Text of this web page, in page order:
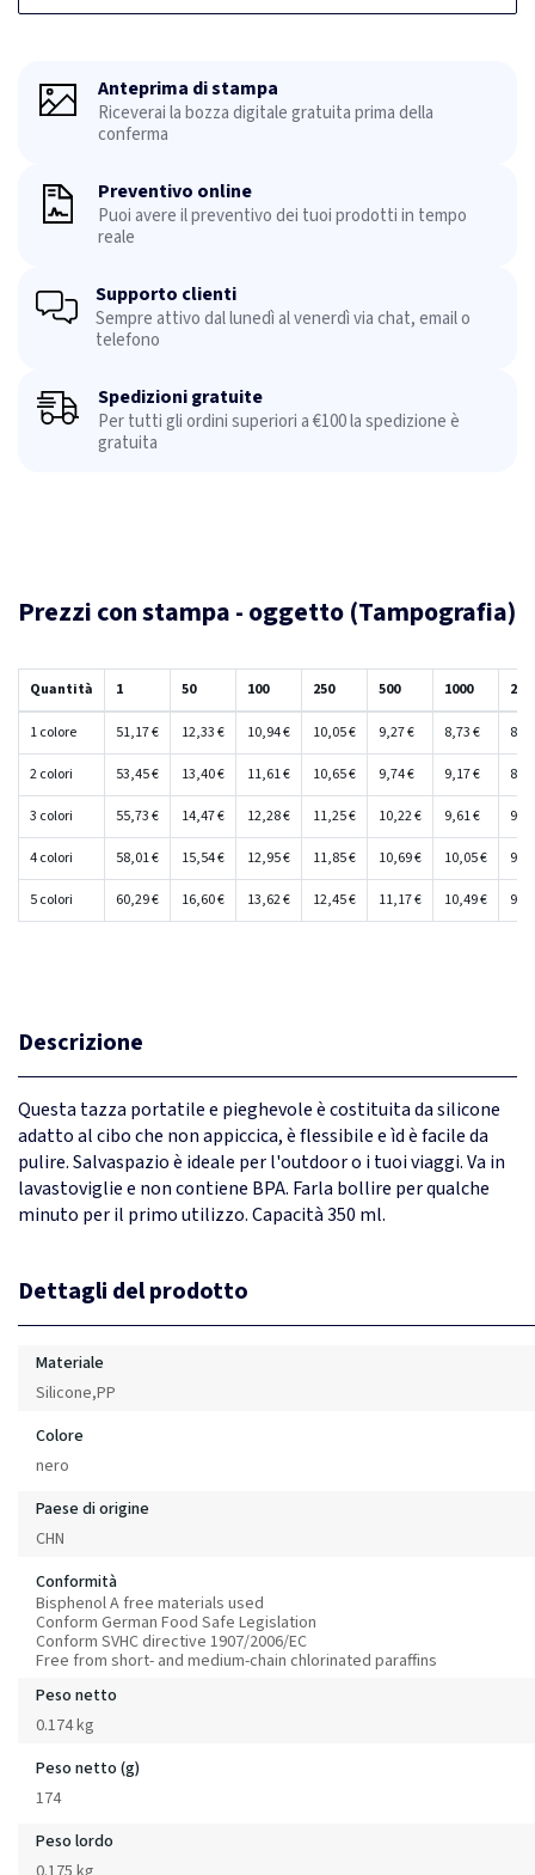
Anteprima di stampa
Riceverai la bozza digitale gratuita prima della
conferma
Preventivo online
Puoi avere il preventivo dei tuoi prodotti in tempo
reale
Supporto clienti
Sempre attivo dal lunedì al venerdì via chat, email o
telefono
Spedizioni gratuite
Per tutti gli ordini superiori a €100 la spedizione è
gratuita
Prezzi con stampa - oggetto (Tampografia)
Quantità 1 50 100 250 500 1000
1 colore 51,17 € 12,33 € 10,94 € 10,05 € 9,27 € 8,73 €
2 colori 53,45 € 13,40 € 11,61 € 10,65 € 9,74 € 9,17 €
3 colori 55,73 € 14,47 € 12,28 € 11,25 € 10,22 € 9,61 €
4 colori 58,01 € 15,54 € 12,95 € 11,85 € 10,69 € 10,05 €
5 colori 60,29 € 16,60 € 13,62 € 12,45 € 11,17 € 10,49 €
Descrizione
Questa tazza portatile e pieghevole è costituita da silicone
adatto al cibo che non appiccica, è flessibile e ìd è facile da
pulire. Salvaspazio è ideale per l'outdoor o i tuoi viaggi. Va in
lavastoviglie e non contiene BPA. Farla bollire per qualche
minuto per il primo utilizzo. Capacità 350 ml.
Dettagli del prodotto
Materiale
Silicone,PP
Colore
nero
Paese di origine
CHN
Conformità
Bisphenol A free materials used
Conform German Food Safe Legislation
Conform SVHC directive 1907/2006/EC
Free from short- and medium-chain chlorinated paraffins
Peso netto
0.174 kg
Peso netto (g)
174
Peso lordo